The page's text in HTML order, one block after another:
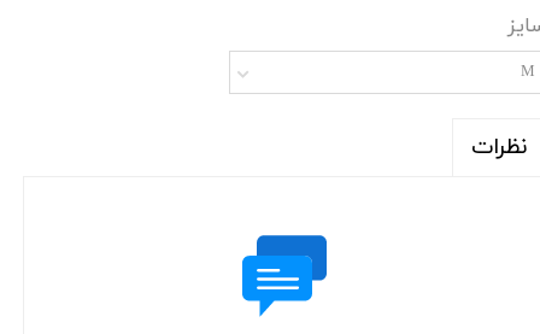
M
نظرات